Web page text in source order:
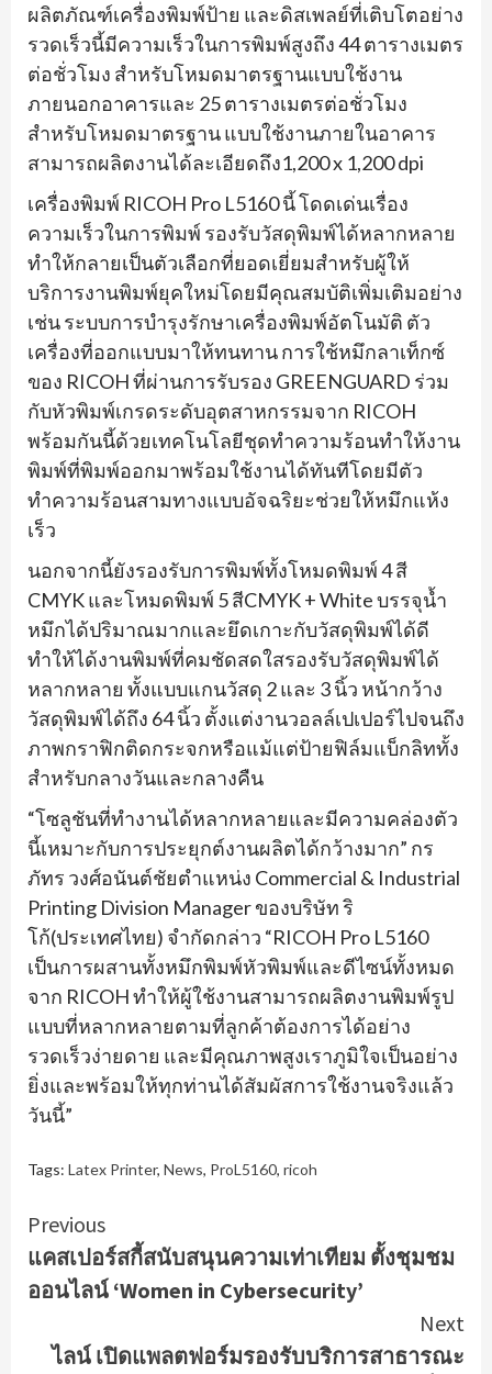
ผลิตภัณฑ์เครื่องพิมพ์ป้าย และดิสเพลย์ที่เติบโตอย่าง
รวดเร็วนี้มีความเร็วในการพิมพ์สูงถึง 44 ตารางเมตร
ต่อชั่วโมง สำหรับโหมดมาตรฐานแบบใช้งาน
ภายนอกอาคารและ 25 ตารางเมตรต่อชั่วโมง
สำหรับโหมดมาตรฐาน แบบใช้งานภายในอาคาร
สามารถผลิตงานได้ละเอียดถึง1,200 x 1,200 dpi
เครื่องพิมพ์ RICOH Pro L5160 นี้ โดดเด่นเรื่อง
ความเร็วในการพิมพ์ รองรับวัสดุพิมพ์ได้หลากหลาย
ทำให้กลายเป็นตัวเลือกที่ยอดเยี่ยมสำหรับผู้ให้
บริการงานพิมพ์ยุคใหม่โดยมีคุณสมบัติเพิ่มเติมอย่าง
เช่น ระบบการบำรุงรักษาเครื่องพิมพ์อัตโนมัติ ตัว
เครื่องที่ออกแบบมาให้ทนทาน การใช้หมึกลาเท็กซ์
ของ RICOH ที่ผ่านการรับรอง GREENGUARD ร่วม
กับหัวพิมพ์เกรดระดับอุตสาหกรรมจาก RICOH
พร้อมกันนี้ด้วยเทคโนโลยีชุดทำความร้อนทำให้งาน
พิมพ์ที่พิมพ์ออกมาพร้อมใช้งานได้ทันทีโดยมีตัว
ทำความร้อนสามทางแบบอัจฉริยะช่วยให้หมึกแห้ง
เร็ว
นอกจากนี้ยังรองรับการพิมพ์ทั้งโหมดพิมพ์ 4 สี
CMYK และโหมดพิมพ์ 5 สีCMYK + White บรรจุน้ำ
หมึกได้ปริมาณมากและยึดเกาะกับวัสดุพิมพ์ได้ดี
ทำให้ได้งานพิมพ์ที่คมชัดสดใสรองรับวัสดุพิมพ์ได้
หลากหลาย ทั้งแบบแกนวัสดุ 2 และ 3 นิ้ว หน้ากว้าง
วัสดุพิมพ์ได้ถึง 64 นิ้ว ตั้งแต่งานวอลล์เปเปอร์ไปจนถึง
ภาพกราฟิกติดกระจกหรือแม้แต่ป้ายฟิล์มแบ็กลิททั้ง
สำหรับกลางวันและกลางคืน
“โซลูชันที่ทำงานได้หลากหลายและมีความคล่องตัว
นี้เหมาะกับการประยุกต์งานผลิตได้กว้างมาก” กร
ภัทร วงศ์อนันต์ชัยตำแหน่ง Commercial & Industrial
Printing Division Manager ของบริษัท ริ
โก้(ประเทศไทย) จำกัดกล่าว “RICOH Pro L5160
เป็นการผสานทั้งหมึกพิมพ์หัวพิมพ์และดีไซน์ทั้งหมด
จาก RICOH ทำให้ผู้ใช้งานสามารถผลิตงานพิมพ์รูป
แบบที่หลากหลายตามที่ลูกค้าต้องการได้อย่าง
รวดเร็วง่ายดาย และมีคุณภาพสูงเราภูมิใจเป็นอย่าง
ยิ่งและพร้อมให้ทุกท่านได้สัมผัสการใช้งานจริงแล้ว
วันนี้”
Tags: Latex Printer, News, ProL5160, ricoh
Continue
Reading
Previous
แคสเปอร์สกี้สนับสนุนความเท่าเทียม ตั้งชุมชม
ออนไลน์ ‘Women in Cybersecurity’
Next
ไลน์ เปิดแพลตฟอร์มรองรับบริการสาธารณะ